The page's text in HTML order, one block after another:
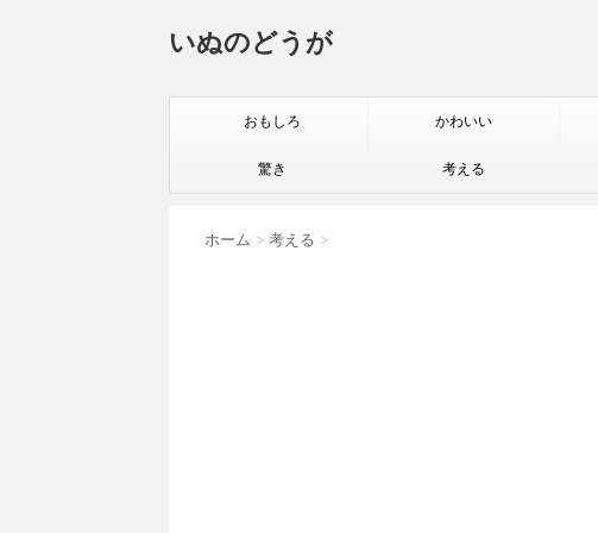
いぬのどうが
おもしろ かわいい
驚き 考える
ホーム > 考える >